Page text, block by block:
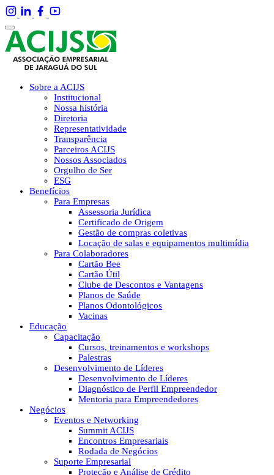
Sobre a ACIJS
Institucional
Nossa história
Diretoria
Representatividade
Transparência
Parceiros ACIJS
Nossos Associados
Orgulho de Ser
ESG
Benefícios
Para Empresas
Assessoria Jurídica
Certificado de Origem
Gestão de compras coletivas
Locação de salas e equipamentos multimídia
Para Colaboradores
Cartão Bee
Cartão Útil
Clube de Descontos e Vantagens
Planos de Saúde
Planos Odontológicos
Vacinas
Educação
Capacitação
Cursos, treinamentos e workshops
Palestras
Desenvolvimento de Líderes
Desenvolvimento de Líderes
Diagnóstico de Perfil Empreendedor
Mentoria para Empreendedores
Negócios
Eventos e Networking
Summit ACIJS
Encontros Empresariais
Rodada de Negócios
Suporte Empresarial
Proteção e Análise de Crédito